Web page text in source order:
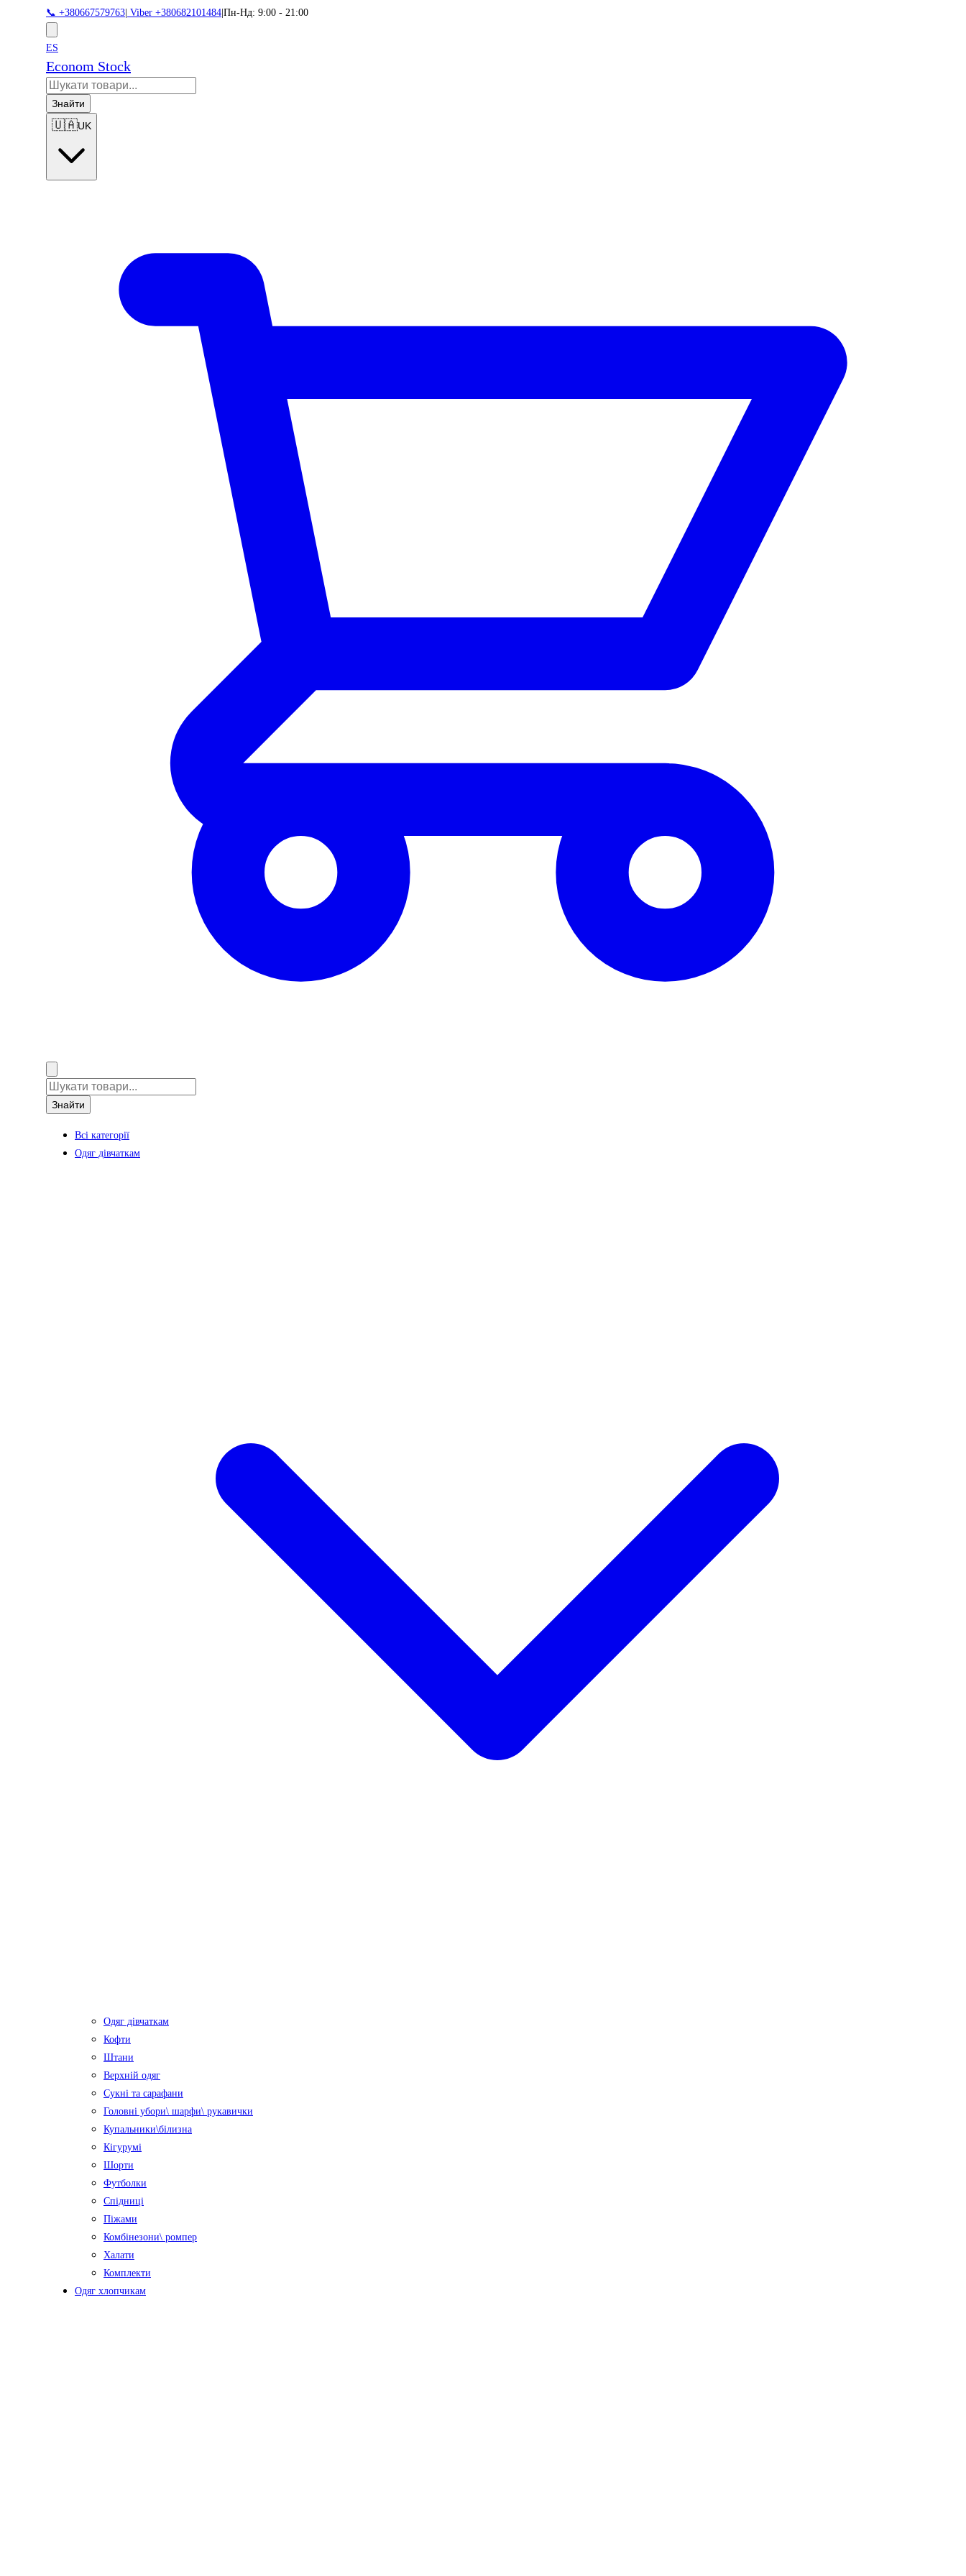
📞 +380667579763 Viber +380682101484 Пн-Нд: 9:00 - 21:00
ES
Econom Stock
Знайти
🇺🇦UK
Знайти
Всі категорії
Одяг дівчаткам
Одяг дівчаткам
Кофти
Штани
Верхній одяг
Сукні та сарафани
Головні убори\ шарфи\ рукавички
Купальники\білизна
Кігурумі
Шорти
Футболки
Спідниці
Піжами
Комбінезони\ ромпер
Халати
Комплекти
Одяг хлопчикам